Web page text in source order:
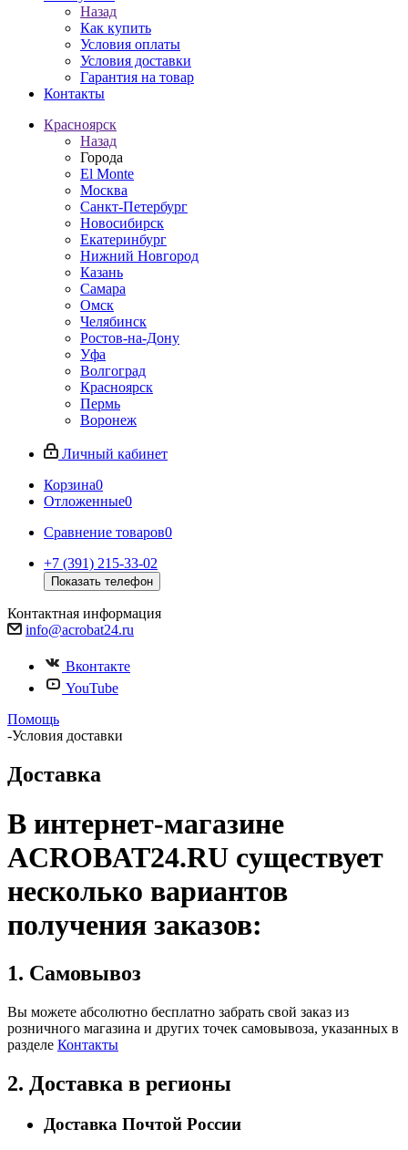
Назад
Как купить
Условия оплаты
Условия доставки
Гарантия на товар
Контакты
Красноярск
Назад
Города
El Monte
Москва
Санкт-Петербург
Новосибирск
Екатеринбург
Нижний Новгород
Казань
Самара
Омск
Челябинск
Ростов-на-Дону
Уфа
Волгоград
Красноярск
Пермь
Воронеж
Личный кабинет
Корзина0
Отложенные0
Сравнение товаров0
+7 (391) 215-33-02
Показать телефон
Контактная информация
info@acrobat24.ru
Вконтакте
YouTube
Помощь
-Условия доставки
Доставка
В интернет-магазине
ACROBAT24.RU существует
несколько вариантов
получения заказов:
1. Самовывоз
Вы можете абсолютно бесплатно забрать свой заказ из
розничного магазина и других точек самовывоза, указанных в
разделе Контакты
2. Доставка в регионы
Доставка Почтой России